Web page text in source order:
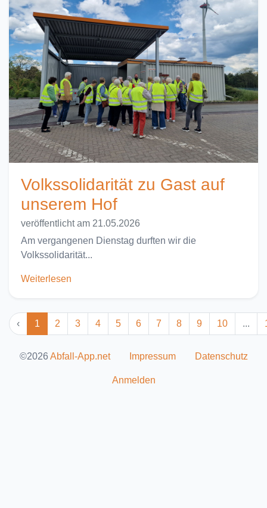
Volkssolidarität zu Gast auf
unserem Hof
veröffentlicht am 21.05.2026
Am vergangenen Dienstag durften wir die
Volkssolidarität...
Weiterlesen
‹ 1 2 3 4 5 6 7 8 9 10 ...
©2026 Abfall-App.net Impressum Datenschutz
Anmelden